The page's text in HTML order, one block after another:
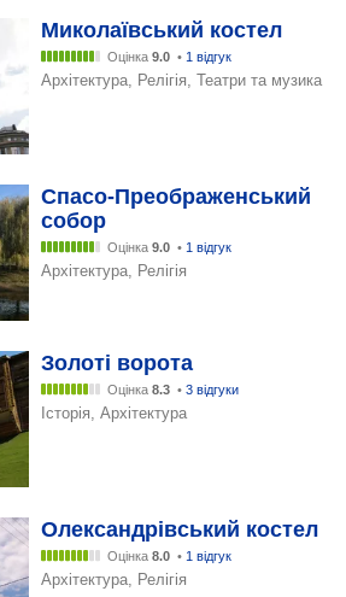
Миколаївський костел
Оцінка 9.0 • 1 відгук
Архітектура, Релігія, Театри та музика
Спасо-Преображенський
собор
Оцінка 9.0 • 1 відгук
Архітектура, Релігія
Золоті ворота
Оцінка 8.3 • 3 відгуки
Історія, Архітектура
Олександрівський костел
Оцінка 8.0 • 1 відгук
Архітектура, Релігія